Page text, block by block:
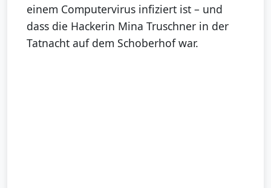
einem Computervirus infiziert ist – und
dass die Hackerin Mina Truschner in der
Tatnacht auf dem Schoberhof war.